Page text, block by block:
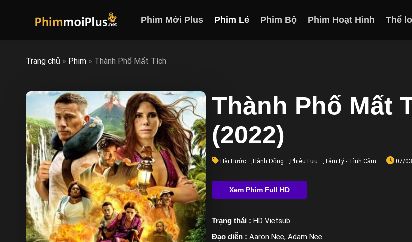
Phim Mới Plus Phim Lẻ Phim Bộ Phim Hoạt Hình Thể
Trang chủ » Phim » Thành Phố Mất Tích
Thành Phố Mất
(2022)
Hài Hước Hành Động Phiêu Lưu Tâm Lý - Tình Cảm 07/
Trạng thái : HD Vietsub
Đạo diễn : Aaron Nee, Adam Nee